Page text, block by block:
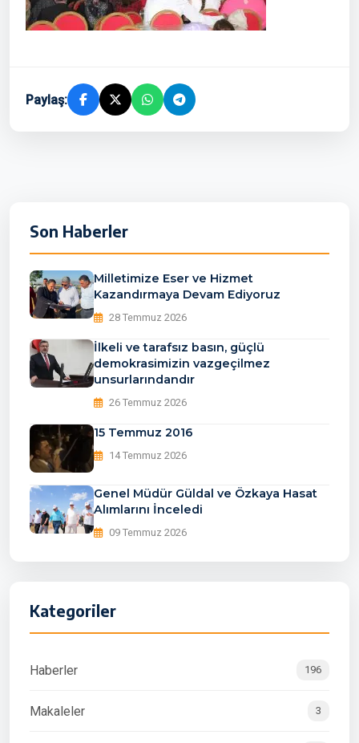
Paylaş:
Son Haberler
Milletimize Eser ve Hizmet
Kazandırmaya Devam Ediyoruz
28 Temmuz 2026
İlkeli ve tarafsız basın, güçlü
demokrasimizin vazgeçilmez
unsurlarındandır
26 Temmuz 2026
15 Temmuz 2016
14 Temmuz 2026
Genel Müdür Güldal ve Özkaya Hasat
Alımlarını İnceledi
09 Temmuz 2026
Kategoriler
Haberler 196
Makaleler 3